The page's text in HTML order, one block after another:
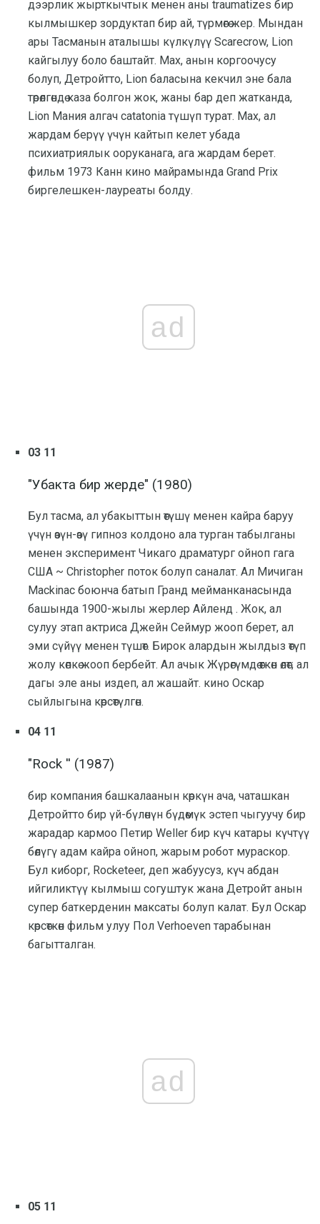
дээрлик жырткычтык менен аны traumatizes бир
кылмышкер зордуктап бир ай, түрмөгө жер. Мындан
ары Тасманын аталышы күлкүлүү Scarecrow, Lion
кайгылуу боло баштайт. Max, анын коргоочусу
болуп, Детройтто, Lion баласына кекчил эне бала
төрөлгөндө каза болгон жок, жаны бар деп жатканда,
Lion Мания алгач catatonia түшүп турат. Max, ал
жардам берүү үчүн кайтып келет убада
психиатриялык ооруканага, ага жардам берет.
фильм 1973 Канн кино майрамында Grand Prix
биргелешкен-лауреаты болду.
ad
03 11
"Убакта бир жерде" (1980)
Бул тасма, ал убакыттын өтүшү менен кайра баруу
үчүн өзүн-өзү гипноз колдоно ала турган табылганы
менен эксперимент Чикаго драматург ойноп гага
США ~ Christopher поток болуп саналат. Ал Мичиган
Mackinac боюнча батып Гранд мейманканасында
башында 1900-жылы жерлер Айленд . Жок, ал
сулуу этап актриса Джейн Сеймур жооп берет, ал
эми сүйүү менен түшөт. Бирок алардын жылдыз өтүп
жолу көпкө жооп бербейт. Ал ачык Жүрөгүмдө өткөн өлөт; ал
дагы эле аны издеп, ал жашайт. кино Оскар
сыйлыгына көрсөтүлгөн.
04 11
"Rock '' (1987)
бир компания башкалаанын көркүн ача, чаташкан
Детройтто бир үй-бүлөнүн бүдөмүк эстеп чыгуучу бир
жарадар кармоо Петир Weller бир күч катары күчтүү
бөлүгү адам кайра ойноп, жарым робот мураскор.
Бул киборг, Rocketeer, деп жабуусуз, күч абдан
ийгиликтүү кылмыш согуштук жана Детройт анын
супер баткерденин максаты болуп калат. Бул Оскар
көрсөткөн фильм улуу Пол Verhoeven тарабынан
багытталган.
ad
05 11